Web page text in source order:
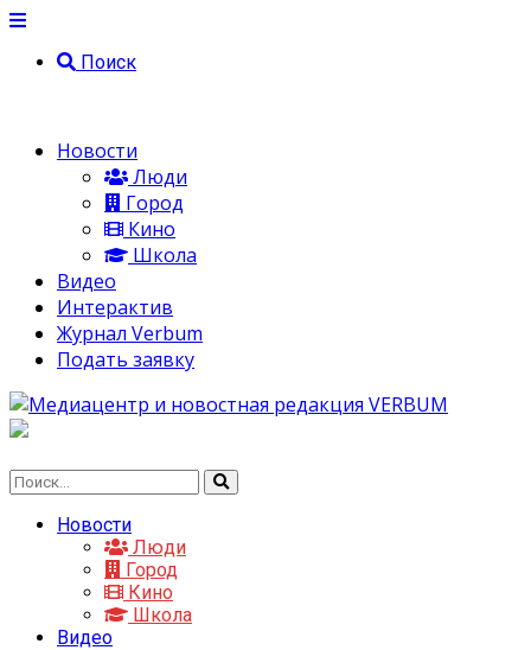
Поиск
Новости
Люди
Город
Кино
Школа
Видео
Интерактив
Журнал Verbum
Подать заявку
Новости
Люди
Город
Кино
Школа
Видео